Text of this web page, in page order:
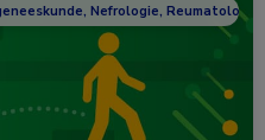
Nefrologie, Reumatologie